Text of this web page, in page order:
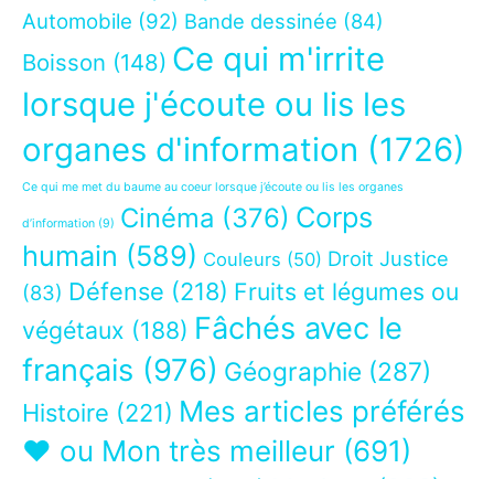
Automobile (92) Bande dessinée (84)
Boisson (148) Ce qui m'irrite
lorsque j'écoute ou lis les
organes d'information (1726)
Ce qui me met du baume au coeur lorsque j’écoute ou lis les organes
d’information (9) Cinéma (376) Corps
humain (589) Couleurs (50) Droit Justice
(83) Défense (218) Fruits et légumes ou
végétaux (188) Fâchés avec le
français (976) Géographie (287)
Histoire (221) Mes articles préférés
❤ ou Mon très meilleur (691)